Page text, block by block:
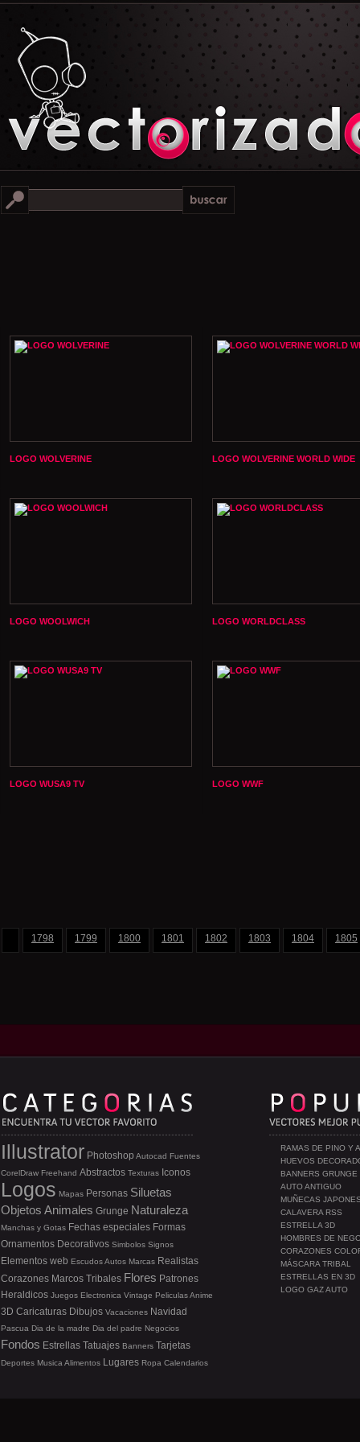
LOGO WOLVERINE LOGO WOLVERINE WORLD WIDE
LOGO WOOLWICH LOGO WORLDCLASS
LOGO WUSA9 TV LOGO WWF
1798 1799 1800 1801 1802 1803 1804 1805
RAMAS DE PINO Y
HUEVOS
BANNERS GRUNGE
AUTO ANTIGUO
MUÑECAS
CALAVERA RSS
ESTRELLA 3D
HOMBRES DE
CORAZONES
MÁSCARA TRIBAL
ESTRELLAS EN 3D
LOGO GAZ AUTO
Illustrator Photoshop Autocad Fuentes
CorelDraw Freehand Abstractos Texturas Iconos
Logos Mapas Personas Siluetas
Objetos Animales Grunge Naturaleza
Manchas y Gotas Fechas especiales Formas
Ornamentos Decorativos Simbolos Signos
Elementos web EscudosAutos Marcas Realistas
Corazones Marcos Tribales Flores Patrones
Heraldicos Juegos Electronica Vintage PeliculasAnime
3D Caricaturas Dibujos Vacaciones Navidad
Pascua Dia de la madre Dia del padre Negocios
Fondos Estrellas Tatuajes Banners Tarjetas
Deportes Musica Alimentos Lugares Ropa Calendarios